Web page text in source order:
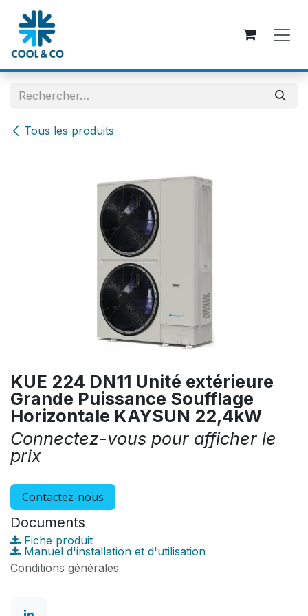
Se rendre au contenu
Tous les produits
KUE 224 DN11 Unité extérieure
Grande Puissance Soufflage
Horizontale KAYSUN 22,4kW
Connectez-vous pour afficher le
prix
Contactez-nous
Documents
Fiche produit
Manuel d'installation et d'utilisation
Conditions générales